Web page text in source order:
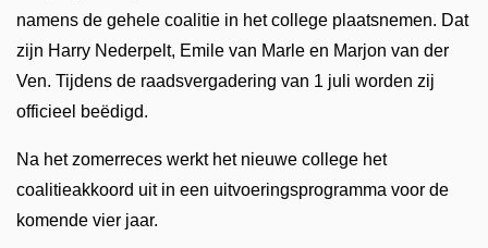
namens de gehele coalitie in het college plaatsnemen. Dat
zijn Harry Nederpelt, Emile van Marle en Marjon van der
Ven. Tijdens de raadsvergadering van 1 juli worden zij
officieel beëdigd.
Na het zomerreces werkt het nieuwe college het
coalitieakkoord uit in een uitvoeringsprogramma voor de
komende vier jaar.